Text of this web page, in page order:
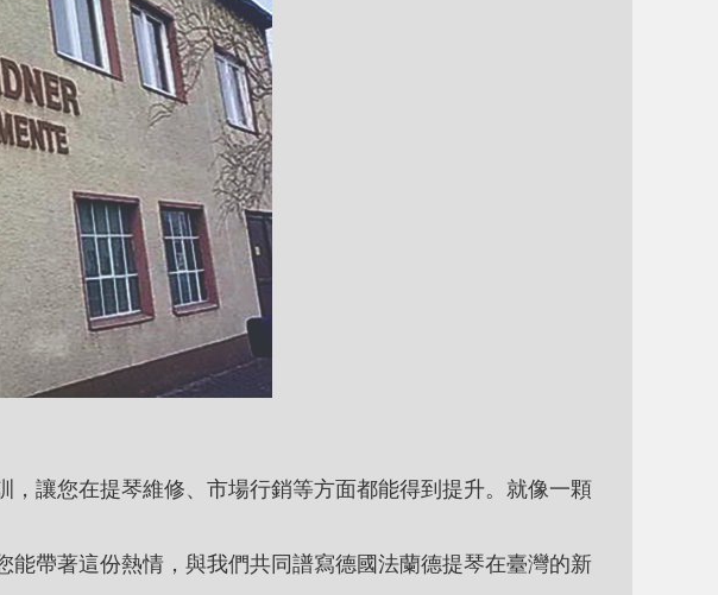
讓您在提琴維修、市場行銷等方面都能得到提升。就像一顆
帶著這份熱情，與我們共同譜寫德國法蘭德提琴在臺灣的新